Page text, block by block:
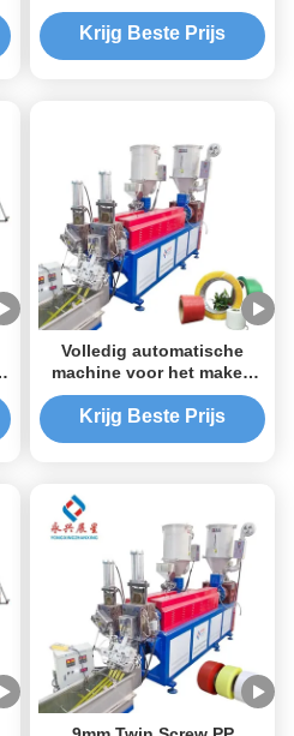
met dubbele schroef
extrusieproductielijn
Krijg Beste Prijs
Volledig automatische
machine voor het maken
van PP-verpakkingsriemen
Krijg Beste Prijs